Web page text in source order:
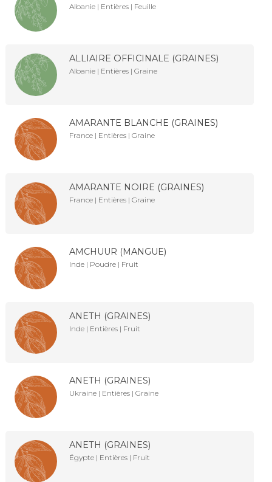
Albanie | Entières | Feuille
ALLIAIRE OFFICINALE (GRAINES)
Albanie | Entières | Graine
AMARANTE BLANCHE (GRAINES)
France | Entières | Graine
AMARANTE NOIRE (GRAINES)
France | Entières | Graine
AMCHUUR (MANGUE)
Inde | Poudre | Fruit
ANETH (GRAINES)
Inde | Entières | Fruit
ANETH (GRAINES)
Ukraine | Entières | Graine
ANETH (GRAINES)
Égypte | Entières | Fruit